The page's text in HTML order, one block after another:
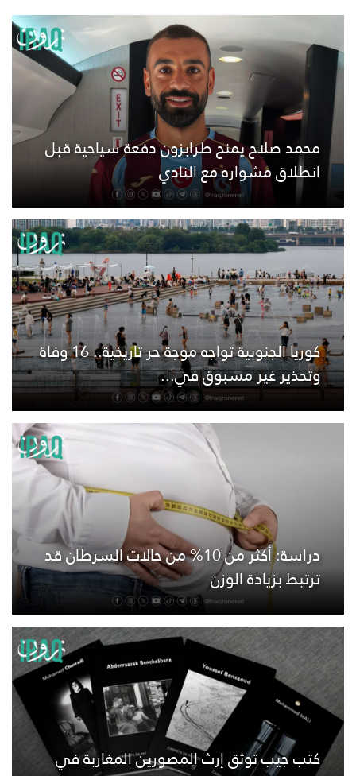
محمد صلاح يمنح طرابزون دفعة سياحية قبل
انطلاق مشواره مع النادي
كوريا الجنوبية تواجه موجة حر تاريخية.. 16 وفاة
وتحذير غير مسبوق في...
دراسة: أكثر من 10% من حالات السرطان قد
ترتبط بزيادة الوزن
كتب جيب توثق إرث المصورين المغاربة في